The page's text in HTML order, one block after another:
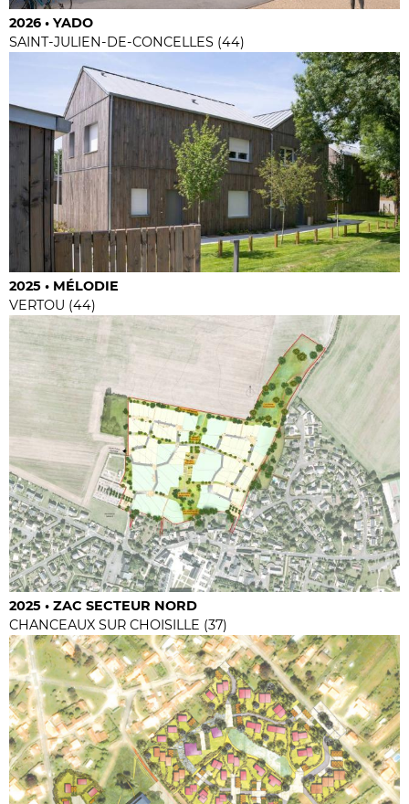
2026 • YADO
SAINT-JULIEN-DE-CONCELLES (44)
2025 • MÉLODIE
VERTOU (44)
2025 • ZAC SECTEUR NORD
CHANCEAUX SUR CHOISILLE (37)